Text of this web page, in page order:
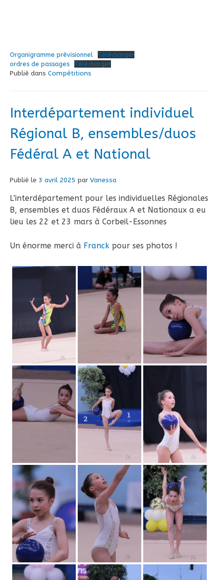
Organigramme prévisionnel
Télécharger
ordres de passages
Télécharger
Publié dans Compétitions
Interdépartement individuel
Régional B, ensembles/duos
Fédéral A et National
Publié le 3 avril 2025 par Vanessa
L’interdépartement pour les individuelles Régionales
B, ensembles et duos Fédéraux A et Nationaux a eu
lieu les 22 et 23 mars à Corbeil-Essonnes
Un énorme merci à Franck pour ses photos !